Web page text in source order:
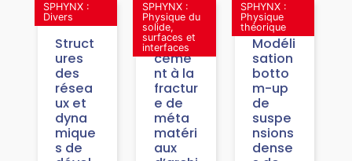
Struct
ures
des
résea
ux et
dyna
mique
s de
SPHYNX :
Divers
Renfor
ceme
nt à la
fractur
e de
méta
matéri
aux
SPHYNX :
Physique du
solide,
surfaces et
interfaces
Modéli
sation
botto
m-up
de
suspe
nsions
dense
SPHYNX :
Physique
théorique